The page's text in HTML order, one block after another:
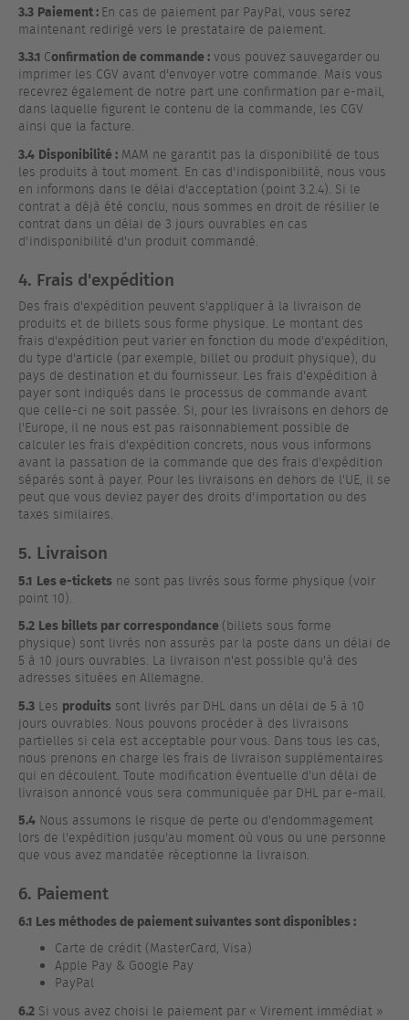
3.3 Paiement : En cas de paiement par PayPal, vous serez
maintenant redirigé vers le prestataire de paiement.
3.3.1 Confirmation de commande : vous pouvez sauvegarder ou
imprimer les CGV avant d'envoyer votre commande. Mais vous
recevrez également de notre part une confirmation par e-mail,
dans laquelle figurent le contenu de la commande, les CGV
ainsi que la facture.
3.4 Disponibilité : MAM ne garantit pas la disponibilité de tous
les produits à tout moment. En cas d'indisponibilité, nous vous
en informons dans le délai d'acceptation (point 3.2.4). Si le
contrat a déjà été conclu, nous sommes en droit de résilier le
contrat dans un délai de 3 jours ouvrables en cas
d'indisponibilité d'un produit commandé.
4. Frais d'expédition
Des frais d'expédition peuvent s'appliquer à la livraison de
produits et de billets sous forme physique. Le montant des
frais d'expédition peut varier en fonction du mode d'expédition,
du type d'article (par exemple, billet ou produit physique), du
pays de destination et du fournisseur. Les frais d'expédition à
payer sont indiqués dans le processus de commande avant
que celle-ci ne soit passée. Si, pour les livraisons en dehors de
l'Europe, il ne nous est pas raisonnablement possible de
calculer les frais d'expédition concrets, nous vous informons
avant la passation de la commande que des frais d'expédition
séparés sont à payer. Pour les livraisons en dehors de l'UE, il se
peut que vous deviez payer des droits d'importation ou des
taxes similaires.
5. Livraison
5.1 Les e-tickets ne sont pas livrés sous forme physique (voir
point 10).
5.2 Les billets par correspondance (billets sous forme
physique) sont livrés non assurés par la poste dans un délai de
5 à 10 jours ouvrables. La livraison n'est possible qu'à des
adresses situées en Allemagne.
5.3 Les produits sont livrés par DHL dans un délai de 5 à 10
jours ouvrables. Nous pouvons procéder à des livraisons
partielles si cela est acceptable pour vous. Dans tous les cas,
nous prenons en charge les frais de livraison supplémentaires
qui en découlent. Toute modification éventuelle d'un délai de
livraison annoncé vous sera communiquée par DHL par e-mail.
5.4 Nous assumons le risque de perte ou d'endommagement
lors de l'expédition jusqu'au moment où vous ou une personne
que vous avez mandatée réceptionne la livraison.
6. Paiement
6.1 Les méthodes de paiement suivantes sont disponibles :
Carte de crédit (MasterCard, Visa)
Apple Pay & Google Pay
PayPal
6.2 Si vous avez choisi le paiement par « Virement immédiat »